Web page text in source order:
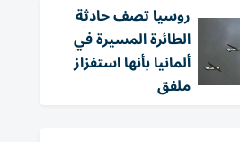
روسيا تصف حادثة
الطائرة المسيرة في
ألمانيا بأنها استفزاز
ملفق